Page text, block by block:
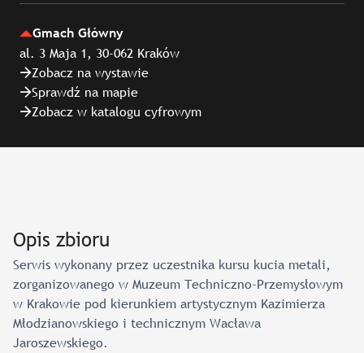
Opis zbioru
Serwis wykonany przez uczestnika kursu kucia metali,
zorganizowanego w Muzeum Techniczno-Przemysłowym
w Krakowie pod kierunkiem artystycznym Kazimierza
Młodzianowskiego i technicznym Wacława
Jaroszewskiego.
Gmach Główny
al. 3 Maja 1, 30-062 Kraków
Zobacz na wystawie
Sprawdź na mapie
Zobacz w katalogu cyfrowym